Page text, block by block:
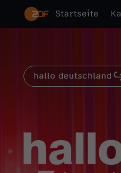
Startseite
hallo deutschland